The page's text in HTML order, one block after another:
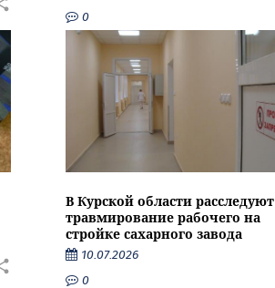
0
В Курской области расследуют
травмирование рабочего на
стройке сахарного завода
10.07.2026
0